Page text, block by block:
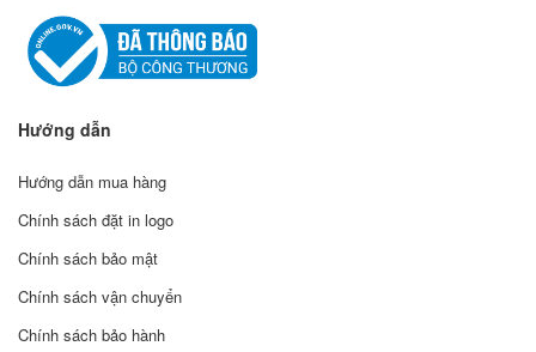
Hướng dẫn
Hướng dẫn mua hàng
Chính sách đặt in logo
Chính sách bảo mật
Chính sách vận chuyển
Chính sách bảo hành